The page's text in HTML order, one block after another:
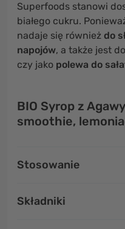
Superfoods stanowi
białego cukru.
nadaje się również do
napojów, a także jest
czy jako polewa do
BIO Syrop z
smoothie,
Stosowanie
Składniki